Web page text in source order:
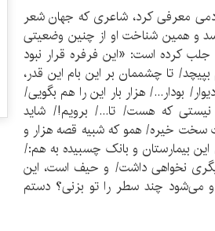
معرفی کرد، شاعری که جهان شعر
و همین شناخت او از چنین وضعیتی
کرده است: «این فرفره قرار نبود
تا چشممان بر این بام این قدر،
بودار.../ هزار بار این را هم بگویی/
نیستی که هست/ تا.../ برویم!/ شاید
سخت خیره/ همو که شبیه قصه هزار و
بیمارستان و بانک چسبیده به هم:/
نخواهی داشت/ و حیف است، این
می‌شود چند سطر را تو بزنی؟ دستم